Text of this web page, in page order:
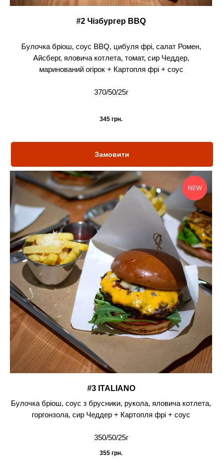
#2 Чізбургер BBQ
Булочка бріош, соус BBQ, цибуля фрі, салат Ромен,
Айсберг, яловича котлета, томат, сир Чеддер,
маринований огірок + Картопля фрі + соус
370/50/25г
345 грн.
Замовити
NEW
#3 ITALIANO
Булочка бріош, соус з брусники, рукола, яловича котлета,
горгонзола, сир Чеддер + Картопля фрі + соус
350/50/25г
355 грн.